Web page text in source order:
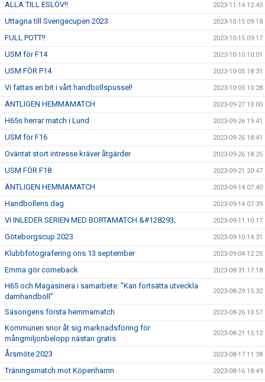
ALLA TILL ESLÖV!! 2023-11-14 12:40
Uttagna till Sverigecupen 2023 2023-10-15 09:18
FULL POTT!! 2023-10-15 09:17
USM för F14 2023-10-10 10:01
USM FÖR P14 2023-10-05 18:31
Vi fattas en bit i vårt handbollspussel! 2023-10-05 10:28
ÄNTLIGEN HEMMAMATCH 2023-09-27 10:00
H65s herrar match i Lund 2023-09-26 19:41
USM för F16 2023-09-26 18:41
Oväntat stort intresse kräver åtgärder 2023-09-26 18:25
USM FÖR F18 2023-09-21 20:47
ÄNTLIGEN HEMMAMATCH 2023-09-14 07:40
Handbollens dag 2023-09-14 07:39
VI INLEDER SERIEN MED BORTAMATCH &#128293; 2023-09-11 10:17
Göteborgscup 2023 2023-09-10 14:31
Klubbfotografering ons 13 september 2023-09-04 12:25
Emma gör comeback 2023-08-31 17:18
H65 och Magasinera i samarbete: ”Kan fortsätta utveckla
damhandboll”
2023-08-29 15:32
Säsongens första hemmamatch 2023-08-26 10:57
Kommunen snor åt sig marknadsföring för
mångmiljonbelopp nästan gratis
2023-08-21 15:12
Årsmöte 2023 2023-08-17 11:38
Träningsmatch mot Köpenhamn 2023-08-16 18:49